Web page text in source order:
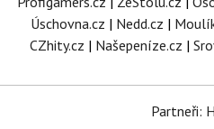
Úschovna.cz | Nedd.cz |
CZhity.cz | Našepeníze.cz |
Partneři: